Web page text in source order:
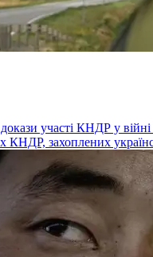
участі КНДР у
КНДР, захоплених